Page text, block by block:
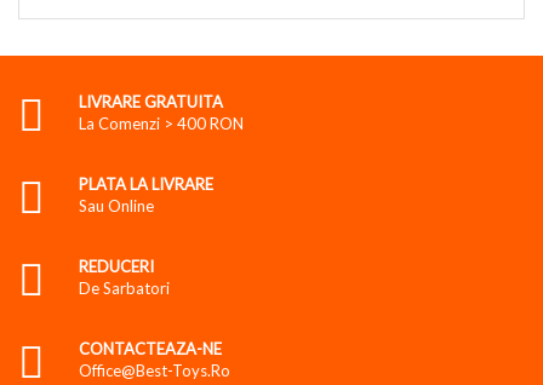
LIVRARE GRATUITA
La Comenzi > 400 RON
PLATA LA LIVRARE
Sau Online
REDUCERI
De Sarbatori
CONTACTEAZA-NE
Office@best-Toys.ro